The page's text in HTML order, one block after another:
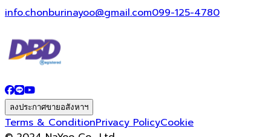
info.chonburinayoo@gmail.com099-125-4780
ลงประกาศขายอสังหาฯ
Terms & ConditionPrivacy PolicyCookie